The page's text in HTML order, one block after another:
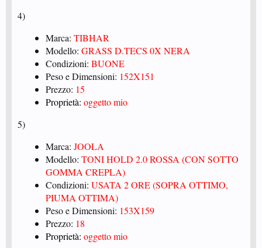
4)
Marca: TIBHAR
Modello: GRASS D.TECS 0X NERA
Condizioni: BUONE
Peso e Dimensioni: 152X151
Prezzo: 15
Proprietà: oggetto mio
5)
Marca: JOOLA
Modello: TONI HOLD 2.0 ROSSA (CON SOTTO
GOMMA CREPLA)
Condizioni: USATA 2 ORE (SOPRA OTTIMO,
PIUMA OTTIMA)
Peso e Dimensioni: 153X159
Prezzo: 18
Proprietà: oggetto mio